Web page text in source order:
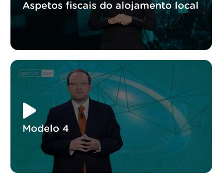
Aspetos fiscais do alojamento local
Modelo 4